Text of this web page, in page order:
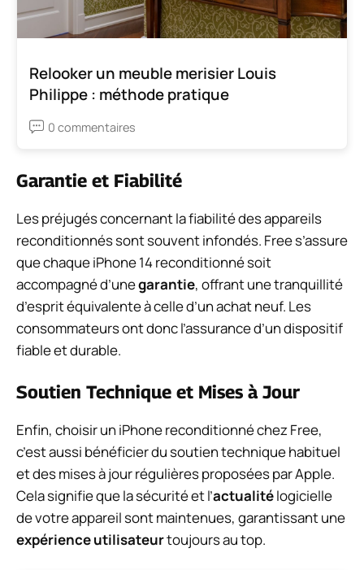
Relooker un meuble merisier Louis
Philippe : méthode pratique
0 commentaires
Garantie et Fiabilité
Les préjugés concernant la fiabilité des appareils
reconditionnés sont souvent infondés. Free s’assure
que chaque iPhone 14 reconditionné soit
accompagné d’unegarantie, offrant une tranquillité
d’esprit équivalente à celle d’un achat neuf. Les
consommateurs ont donc l’assurance d’un dispositif
fiable et durable.
Soutien Technique et Mises à Jour
Enfin, choisir un iPhone reconditionné chez Free,
c’est aussi bénéficier du soutien technique habituel
et des mises à jour régulières proposées par Apple.
Cela signifie que la sécurité et l’actualitélogicielle
de votre appareil sont maintenues, garantissant une
expérience utilisateurtoujours au top.